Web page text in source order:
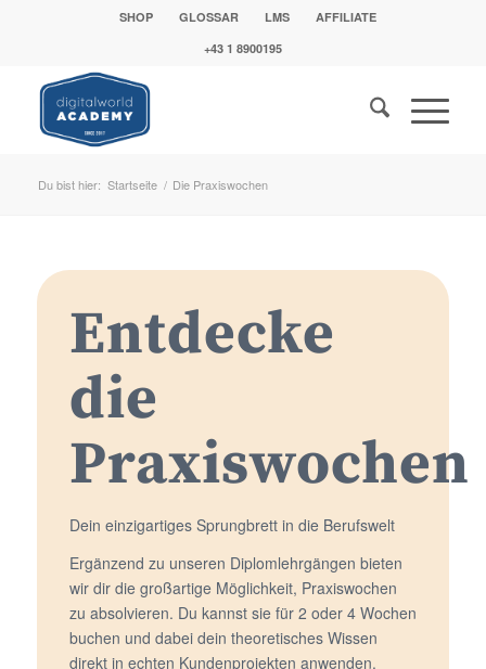
SHOP GLOSSAR LMS
AFFILIATE
+43 1 8900195
Du bist hier: Startseite / Die Praxiswochen
Entdecke
die
Praxiswochen
Dein einzigartiges Sprungbrett in die Berufswelt
Ergänzend zu unseren Diplomlehrgängen bieten
wir dir die großartige Möglichkeit, Praxiswochen
zu absolvieren. Du kannst sie für 2 oder 4 Wochen
buchen und dabei dein theoretisches Wissen
direkt in echten Kundenprojekten anwenden.